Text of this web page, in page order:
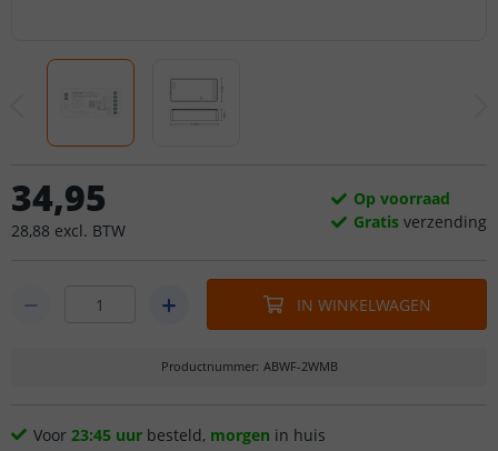
34,95
28,88 excl. BTW
Op voorraad
Gratis verzending
IN WINKELWAGEN
Productnummer: ABWF-2WMB
Voor 23:45 uur besteld, morgen in huis